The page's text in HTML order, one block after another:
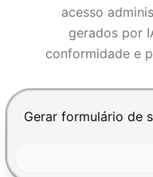
ENTRARacesso
gerados por
conformidade e
Pressione Enter